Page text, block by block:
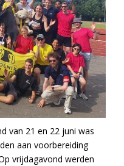
van 21 en 22 juni was
aan voorbereiding
vrijdagavond werden